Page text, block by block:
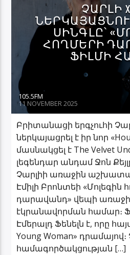
ՉԱՐԼԻ
ՆԵՐԿԱՅԱՑՆՈՒՄ
ՍԻՆԳԼԸ՝
ՀՈՂՄԵՐԻ
ՖԻԼՄԻ
105.5FM
11 NOVEMBER 2025
Բրիտանացի երգչուհի
ներկայացրել է իր նոր
մասնակցել է The Velvet
լեգենդար անդամ Ջոն
Չարլիի առաջին
Էմիլի Բրոնտեի «Մոլեգին
դարավանդ» վեպի
էկրանավորման համար։
Էմերալդ Ֆենելն է, որը
Young Woman»
համագործակցության […]